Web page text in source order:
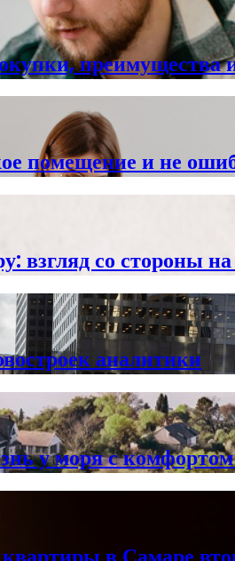
помещение и не
взгляд со стороны
аналитики
у моря с комфортом